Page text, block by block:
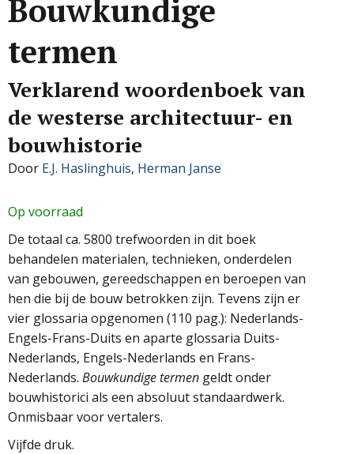
Bouwkundige
termen
Verklarend woordenboek van
de westerse architectuur- en
bouwhistorie
Door E.J. Haslinghuis, Herman Janse
Op voorraad
De totaal ca. 5800 trefwoorden in dit boek
behandelen materialen, technieken, onderdelen
van gebouwen, gereedschappen en beroepen van
hen die bij de bouw betrokken zijn. Tevens zijn er
vier glossaria opgenomen (110 pag.): Nederlands-
Engels-Frans-Duits en aparte glossaria Duits-
Nederlands, Engels-Nederlands en Frans-
Nederlands. Bouwkundige termen geldt onder
bouwhistorici als een absoluut standaardwerk.
Onmisbaar voor vertalers.
Vijfde druk.